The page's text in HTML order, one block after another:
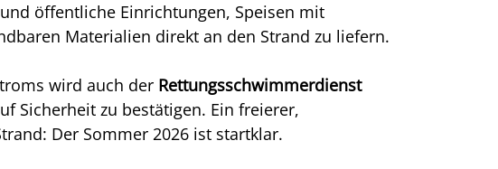
öffentliche Einrichtungen, Speisen mit
Materialien direkt an den Strand zu liefern.
wird auch der Rettungsschwimmerdienst
Sicherheit zu bestätigen. Ein freierer,
Der Sommer 2026 ist startklar.